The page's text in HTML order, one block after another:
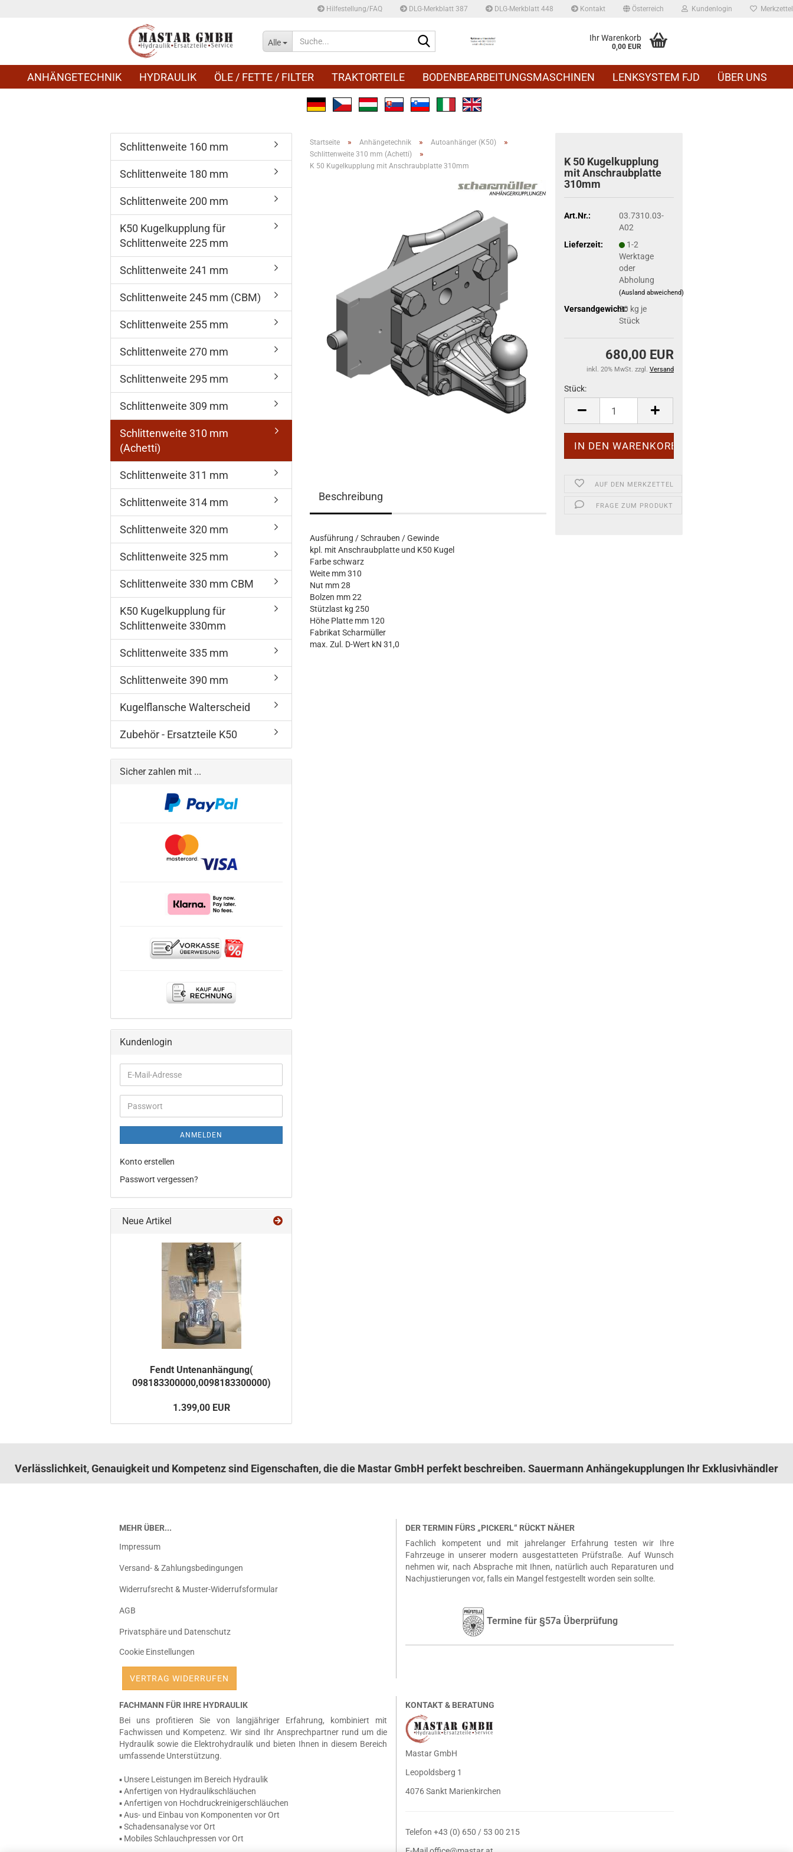
Hilfestellung/FAQ DLG-Merkblatt 387 DLG-Merkblatt 448 Kontakt Österreich Kundenlogin Merkzettel
Alle Ihr Warenkorb
0,00 EUR
ANHÄNGETECHNIK HYDRAULIK ÖLE / FETTE / FILTER TRAKTORTEILE BODENBEARBEITUNGSMASCHINEN LENKSYSTEM FJD ÜBER UNS
Startseite » Anhängetechnik » Autoanhänger (K50) »
Schlittenweite 310 mm (Achetti) »
K 50 Kugelkupplung mit Anschraubplatte 310mm
K 50 Ku­gel­kupp­lung
mit An­schraub­plat­te
310mm
Art.Nr.:
03.7310.03-
A02
Lieferzeit:
1-2
Werktage
oder
Abholung
(Ausland abweichend)
Versandgewicht:
20 kg je
Stück
680,00 EUR
inkl. 20% MwSt. zzgl. Versand
Stück:
Stück
AUF DEN MERKZETTEL
FRAGE ZUM PRODUKT
Beschreibung
Ausführung / Schrauben / Gewinde
kpl. mit Anschraubplatte und K50 Kugel
Farbe schwarz
Weite mm 310
Nut mm 28
Bolzen mm 22
Stützlast kg 250
Höhe Platte mm 120
Fabrikat Scharmüller
max. Zul. D-Wert kN 31,0
Schlittenweite 160 mm
Schlittenweite 180 mm
Schlittenweite 200 mm
K50 Kugelkupplung für
Schlittenweite 225 mm
Schlittenweite 241 mm
Schlittenweite 245 mm (CBM)
Schlittenweite 255 mm
Schlittenweite 270 mm
Schlittenweite 295 mm
Schlittenweite 309 mm
Schlittenweite 310 mm
(Achetti)
Schlittenweite 311 mm
Schlittenweite 314 mm
Schlittenweite 320 mm
Schlittenweite 325 mm
Schlittenweite 330 mm CBM
K50 Kugelkupplung für
Schlittenweite 330mm
Schlittenweite 335 mm
Schlittenweite 390 mm
Kugelflansche Walterscheid
Zubehör - Ersatzteile K50
Sicher zahlen mit ...
Kundenlogin
E-
Mail-
Adresse
Passwort
ANMELDEN
Konto erstellen
Passwort vergessen?
Neue Artikel
Fendt Un­ten­an­hän­gung(
098183300000,0098183300000)
1.399,00 EUR
Verlässlichkeit, Genauigkeit und Kompetenz sind Eigenschaften, die die Mastar GmbH perfekt beschreiben. Sauermann Anhängekupplungen Ihr Exklusivhändler
MEHR ÜBER...
Impressum
Versand- & Zahlungsbedingungen
Widerrufsrecht & Muster-Widerrufsformular
AGB
Privatsphäre und Datenschutz
Cookie Einstellungen
DER TERMIN FÜRS „PICKERL“ RÜCKT NÄHER
Fachlich kompetent und mit jahrelanger Erfahrung testen wir Ihre
Fahrzeuge in unserer modern ausgestatteten Prüfstraße. Auf Wunsch
nehmen wir, nach Absprache mit Ihnen, natürlich auch Reparaturen und
Nachjustierungen vor, falls ein Mangel festgestellt worden sein sollte.
Termine für §57a Überprüfung
FACHMANN FÜR IHRE HYDRAULIK
Bei uns profitieren Sie von langjähriger Erfahrung, kombiniert mit
Fachwissen und Kompetenz. Wir sind Ihr Ansprechpartner rund um die
Hydraulik sowie die Elektrohydraulik und bieten Ihnen in diesem Bereich
umfassende Unterstützung.
▪ Unsere Leistungen im Bereich Hydraulik
▪ Anfertigen von Hydraulikschläuchen
▪ Anfertigen von Hochdruckreinigerschläuchen
▪ Aus- und Einbau von Komponenten vor Ort
▪ Schadensanalyse vor Ort
▪ Mobiles Schlauchpressen vor Ort
KONTAKT & BERATUNG
Mastar GmbH
Leopoldsberg 1
4076 Sankt Marienkirchen
Telefon +43 (0) 650 / 53 00 215
VERTRAG WIDERRUFEN